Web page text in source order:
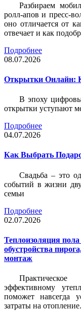
Разбираем
ролл-апов и пресс-
оно отличается от
отвечает и как
Подробнее
08.07.2026
Открытки Онлайн:
В эпоху
открытки уступают
Подробнее
04.07.2026
Как Выбрать
Свадьба – это
событий в жизни
семьи
Подробнее
02.07.2026
Теплоизоляция
обустройства
монтаж
эффективному
поможет навсегда
затраты на отопление.